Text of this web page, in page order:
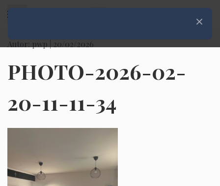
Autor: pwp | 20/02/2026
PHOTO-2026-02-
20-11-11-34
Zamknij